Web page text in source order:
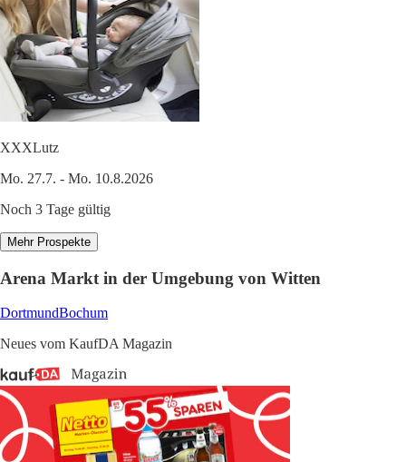
XXXLutz
Mo. 27.7. - Mo. 10.8.2026
Noch 3 Tage gültig
Mehr Prospekte
Arena Markt in der Umgebung von Witten
DortmundBochum
Neues vom KaufDA Magazin